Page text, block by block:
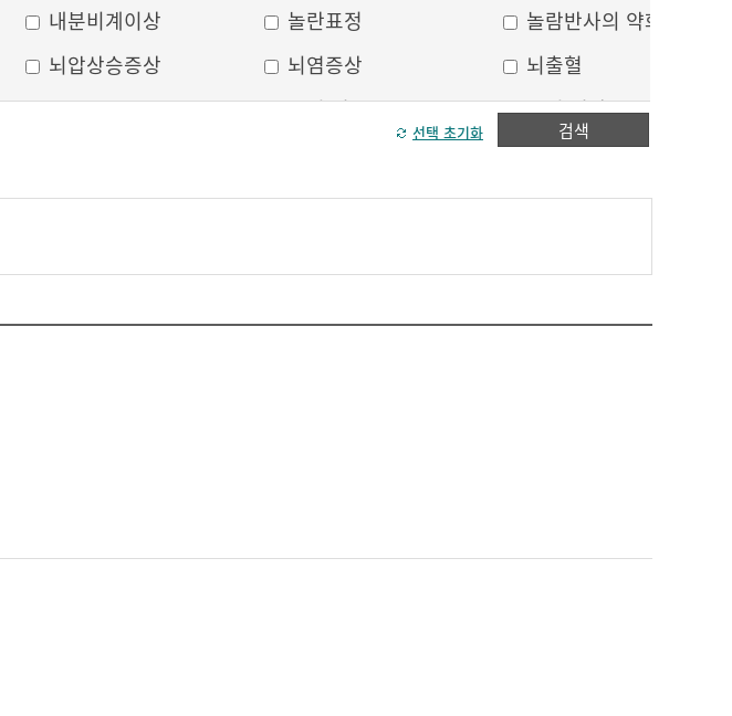
내분비계이상 놀란표정
놀람반사의 약화
뇌압상승증상 뇌염증상
뇌출혈
두통 두피 건조
두피 열상
모발이 거침
박동성 통증 방향감각 상실
볼, 눈주위 움푹 꺼짐
언어장애 얼굴 중심선이 안맞음
얼굴 한쪽의 반점
턱끝이 커보임 턱의 통증
편두통
검색
선택 초기화